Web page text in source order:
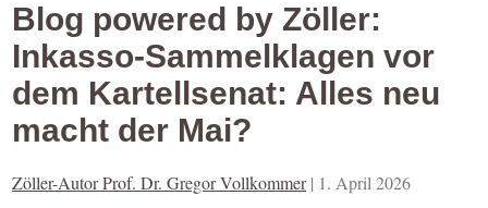
Blog powered by Zöller:
Inkasso-Sammelklagen vor
dem Kartellsenat: Alles neu
macht der Mai?
Zöller-Autor Prof. Dr. Gregor Vollkommer | 1. April 2026